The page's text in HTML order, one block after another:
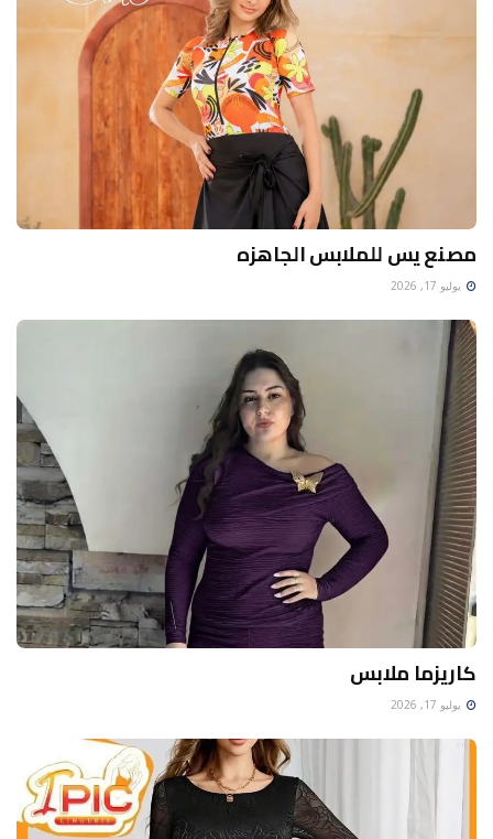
مصنع يس للملابس الجاهزه
يوليو 17, 2026
كاريزما ملابس
يوليو 17, 2026